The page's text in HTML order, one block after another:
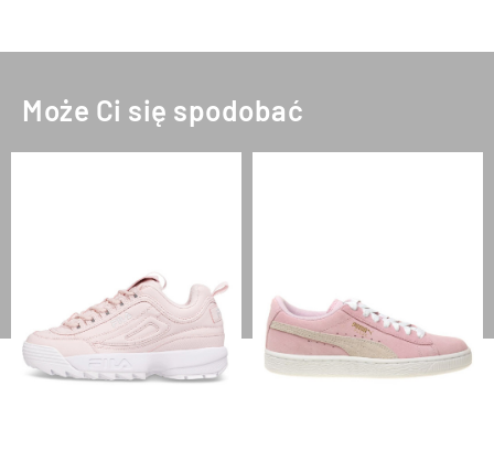
Może Ci się spodobać